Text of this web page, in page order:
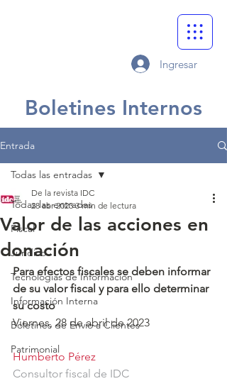
Ingresar
Boletines Internos
Entrada
Todas las entradas
Fiscal
Jurídico
Tecnologías de Información
Información Interna
Boletines de Envío a Clientes
Patrimonial
Todas las entradas
Valor de las acciones en
donación
De la revista IDC
28 abr 2023 3 min de lectura
Para efectos fiscales se deben informar
de su valor fiscal y para ello determinar
su costo
Viernes, 28 de abril de 2023
Humberto Pérez
Consultor fiscal de IDC